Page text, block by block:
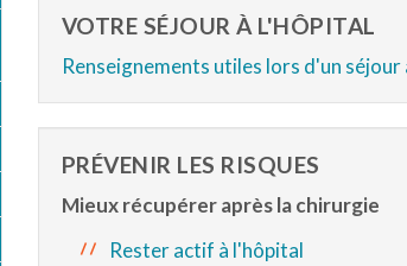
VOTRE SÉJOUR À L'HÔPITAL
Renseignements utiles lors d'un
PRÉVENIR LES RISQUES
Mieux récupérer après la chirurgie
Rester actif à l'hôpital